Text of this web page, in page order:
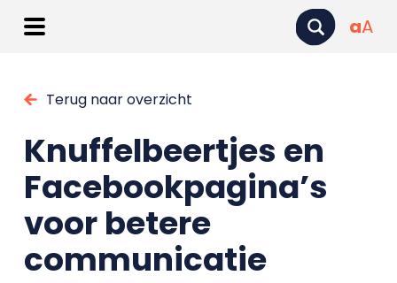
aA
Terug naar overzicht
Knuffelbeertjes en
Facebookpagina’s
voor betere
communicatie